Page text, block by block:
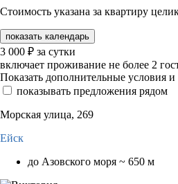
Стоимость указана за квартиру
показать календарь
3 000 ₽ за сутки
включает проживание не более 2
Показать дополнительные условия и
показывать предложения рядом
Морская улица, 269
Ейск
до Азовского моря ~ 650 м